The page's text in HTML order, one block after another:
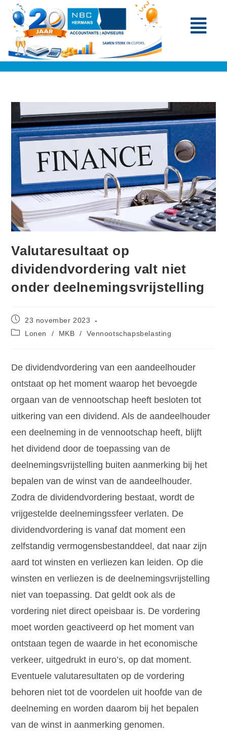
Valutaresultaat op
dividendvordering valt niet
onder deelnemingsvrijstelling
23 november 2023
Lonen
/ MKB / Vennootschapsbelasting
De dividendvordering van een aandeelhouder
ontstaat op het moment waarop het bevoegde
orgaan van de vennootschap heeft besloten tot
uitkering van een dividend. Als de aandeelhouder
een deelneming in de vennootschap heeft, blijft
het dividend door de toepassing van de
deelnemingsvrijstelling buiten aanmerking bij het
bepalen van de winst van de aandeelhouder.
Zodra de dividendvordering bestaat, wordt de
vrijgestelde deelnemingssfeer verlaten. De
dividendvordering is vanaf dat moment een
zelfstandig vermogensbestanddeel, dat naar zijn
aard tot winsten en verliezen kan leiden. Op die
winsten en verliezen is de deelnemingsvrijstelling
niet van toepassing. Dat geldt ook als de
vordering niet direct opeisbaar is. De vordering
moet worden geactiveerd op het moment van
ontstaan tegen de waarde in het economische
verkeer, uitgedrukt in euro’s, op dat moment.
Eventuele valutaresultaten op de vordering
behoren niet tot de voordelen uit hoofde van de
deelneming en worden daarom bij het bepalen
van de winst in aanmerking genomen.